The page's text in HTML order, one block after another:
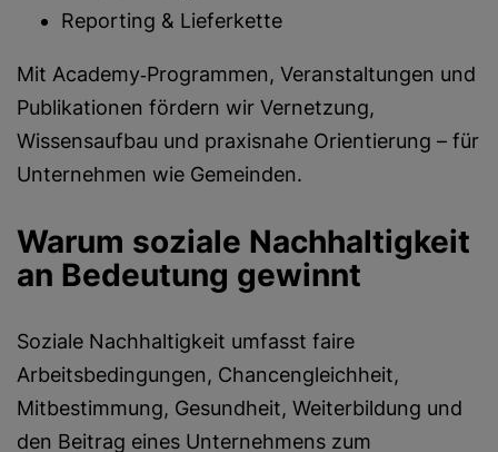
Reporting & Lieferkette
Mit Academy‑Programmen, Veranstaltungen und
Publikationen fördern wir Vernetzung,
Wissensaufbau und praxisnahe Orientierung – für
Unternehmen wie Gemeinden.
Warum soziale Nachhaltigkeit
an Bedeutung gewinnt
Soziale Nachhaltigkeit umfasst faire
Arbeitsbedingungen, Chancengleichheit,
Mitbestimmung, Gesundheit, Weiterbildung und
den Beitrag eines Unternehmens zum